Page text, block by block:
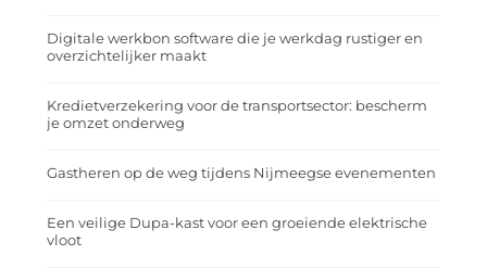
Digitale werkbon software die je werkdag rustiger en
overzichtelijker maakt
Kredietverzekering voor de transportsector: bescherm
je omzet onderweg
Gastheren op de weg tijdens Nijmeegse evenementen
Een veilige Dupa-kast voor een groeiende elektrische
vloot